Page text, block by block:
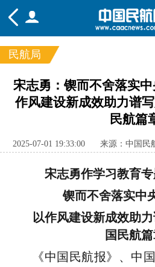
频道
头条 要闻 国内
智库
民航局
宋志勇：锲而不舍落实
作风建设新成效助力谱
民航篇
2025-07-01 19:33:00 来源：中国民
宋志勇作学习教育
锲而不舍落实中
以作风建设新成效助
国民航
《中国民航报》、中